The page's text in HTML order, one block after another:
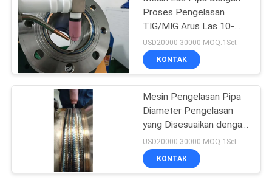
KEBIJAKAN
PRIBADIMesin Tube To
Tubesheet
26
21
Proses Pengelasan
TIG/MIG Arus Las 10-
500Amp dan Diameter
Las yang Disesuaikan
USD20000-30000 MOQ:1Set
KONTAK
Mesin Pengelasan Pipa
Diameter Pengelasan
yang Disesuaikan dengan
TIG Wire Feeding untuk
Pengelasan Gabungan
Kecepatan Tinggi dan
USD20000-30000 MOQ:1Set
KONTAK